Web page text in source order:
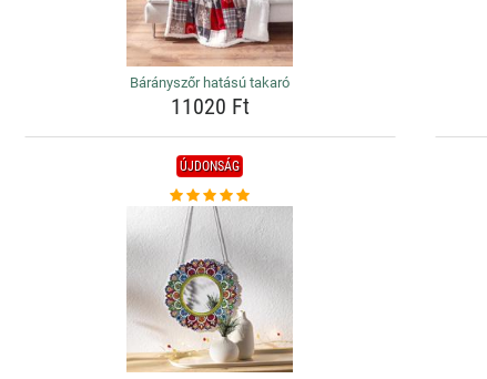
Bárányszőr hatású takaró
11020 Ft
ÚJDONSÁG